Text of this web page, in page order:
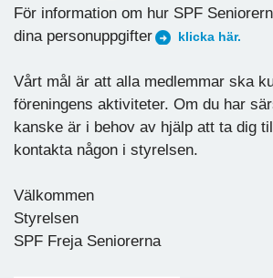
För information om hur SPF
dina personuppgifter
klicka här.
Vårt mål är att alla medlemmar ska
föreningens aktiviteter. Om du har
kanske är i behov av hjälp att ta dig
kontakta någon i styrelsen.
Välkommen
Styrelsen
SPF Freja Seniorerna